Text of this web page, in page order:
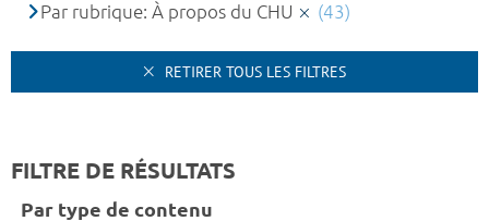
Par rubrique: À propos du CHU
(43)
RETIRER TOUS LES FILTRES
FILTRE DE RÉSULTATS
Par type de contenu